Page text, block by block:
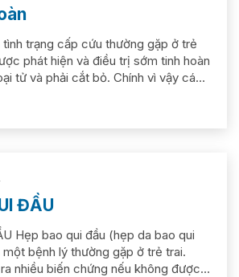
tình trạng cấp cứu thường gặp ở trẻ
phát hiện và điều trị sớm tinh hoàn
tử và phải cắt bỏ. Chính vì vậy các
những hiểu biết cơ bản về bệnh để
ĐẦU
Hẹp bao qui đầu (hẹp da bao qui
bệnh lý thường gặp ở trẻ trai.
nhiều biến chứng nếu không được